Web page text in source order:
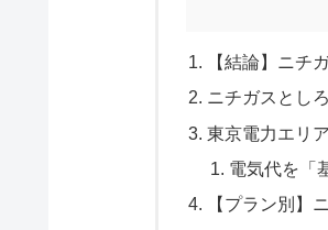
【結論】ニチ
ニチガスとし
東京電力エリ
電気代を「
【プラン別】